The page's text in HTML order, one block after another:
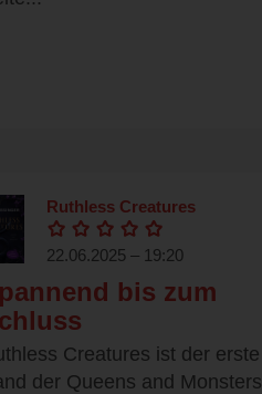
Ruthless Creatures
22.06.2025 – 19:20
bis zum
Creatures ist der erste
der Queens and Monsters